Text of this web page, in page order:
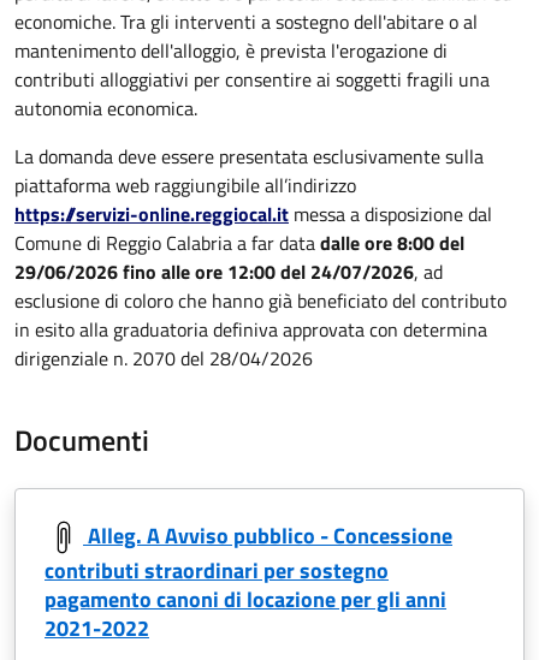
economiche. Tra gli interventi a sostegno dell'abitare o al
mantenimento dell'alloggio, è prevista l'erogazione di
contributi alloggiativi per consentire ai soggetti fragili una
autonomia economica.
La domanda deve essere presentata esclusivamente sulla
piattaforma web raggiungibile all’indirizzo
https://servizi-online.reggiocal.it messa a disposizione dal
Comune di Reggio Calabria a far datadalle ore 8:00 del
29/06/2026 fino alle ore 12:00 del 24/07/2026, ad
esclusione di coloro che hanno già beneficiato del contributo
in esito alla graduatoria definiva approvata con determina
dirigenziale n. 2070 del 28/04/2026
Documenti
Alleg. A Avviso pubblico - Concessione
contributi straordinari per sostegno
pagamento canoni di locazione per gli anni
2021-2022